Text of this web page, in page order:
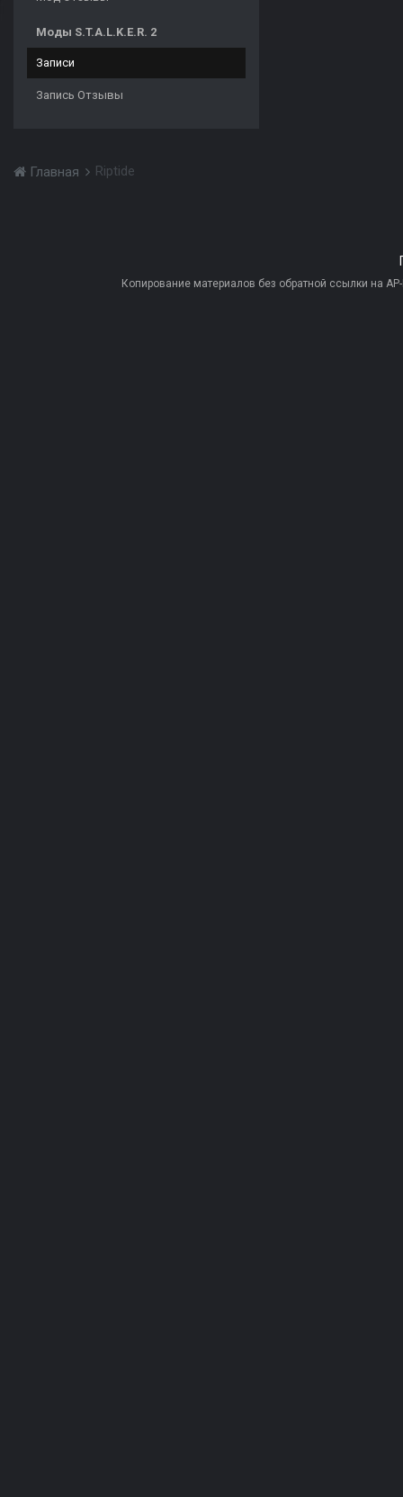
Моды S.T.A.L.K.E.R. 2
Записи
Запись Отзывы
Главная Riptide
Копирование материалов без обратной ссылки на